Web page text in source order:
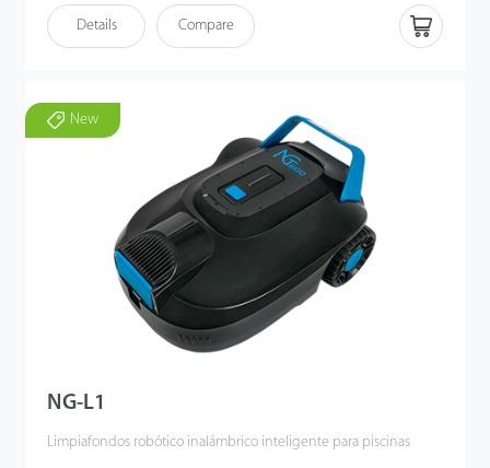
Details Compare
New
NG-L1
Limpiafondos robótico inalámbrico inteligente para piscinas